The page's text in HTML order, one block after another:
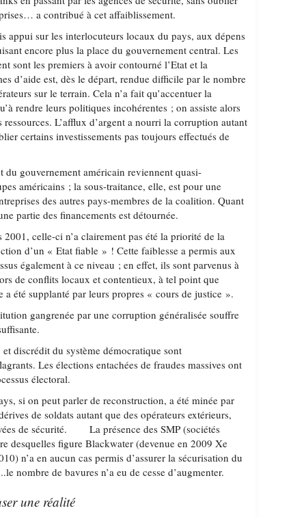
a contribué à cet affaiblissement.
appui sur les interlocuteurs locaux du pays, aux dépens
encore plus la place du gouvernement central. Les
sont les premiers à avoir contourné l’Etat et la
d’aide est, dès le départ, rendue difficile par le nombre
sur le terrain. Cela n’a fait qu’accentuer la
rendre leurs politiques incohérentes ; on assiste alors
L’afflux d’argent a nourri la corruption autant
certains investissements pas toujours effectués de
du gouvernement américain reviennent quasi-
américains ; la sous-traitance, elle, est pour une
des autres pays-membres de la coalition. Quant
partie des financements est détournée.
2001, celle-ci n’a clairement pas été la priorité de la
d’un « Etat fiable » ! Cette faiblesse a permis aux
également à ce niveau ; en effet, ils sont parvenus à
de conflits locaux et contentieux, à tel point que
a été supplanté par leurs propres « cours de justice ».
gangrenée par une corruption généralisée souffre
discrédit du système démocratique sont
Les élections entachées de fraudes massives ont
électoral.
si on peut parler de reconstruction, a été minée par
de soldats autant que des opérateurs extérieurs,
de sécurité. La présence des SMP (sociétés
desquelles figure Blackwater (devenue en 2009 Xe
n’a en aucun cas permis d’assurer la sécurisation du
nombre de bavures n’a eu de cesse d’augmenter.
une réalité